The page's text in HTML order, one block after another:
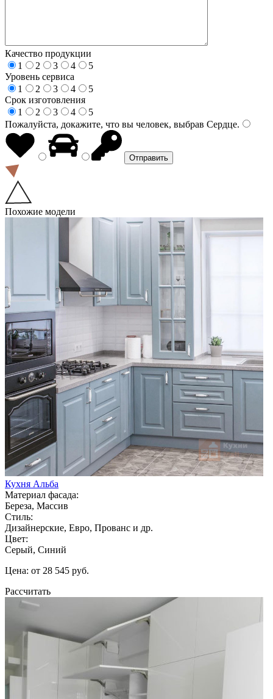
Качество продукции
1
2 3 4
5
Уровень сервиса
1
2 3 4
5
Срок изготовления
1
2 3 4
5
Пожалуйста, докажите, что вы человек, выбрав Сердце.
Похожие модели
Кухня Альба
Материал фасада:
Береза, Массив
Стиль:
Дизайнерские, Евро, Прованс и др.
Цвет:
Серый, Синий
Цена: от 28 545 руб.
Рассчитать